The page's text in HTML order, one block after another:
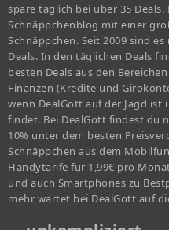
spare täglich bei über 35
Schnäppchenblog mit einer
Schnäppchen. Seit 2009 sind
Deals. In den täglichen Deals
besten Deals aus den
Finanzen (Kredite und
wenn DealGott auf der Jagd ist
findet. Bei DealGott findest du
10% unter dem besten
Schnäppchen aus dem
Handytarife für 1,99€ pro
und auch Smartphones zu
mehr wartet bei DealGott auf